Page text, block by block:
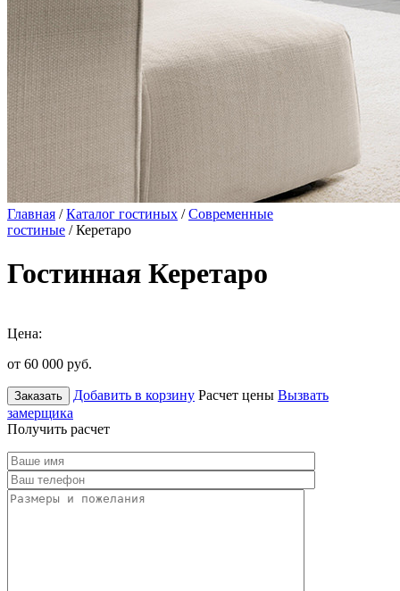
Главная /Каталог гостиных /Современные
гостиные / Керетаро
Гостинная Керетаро
Цена:
от 60 000 руб.
Заказать Добавить в корзину Расчет цены Вызвать
замерщика
Получить расчет